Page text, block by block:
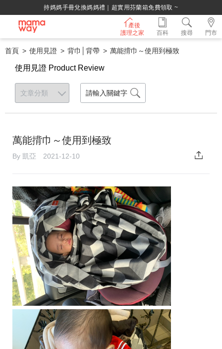
持媽媽手冊兌換媽媽禮｜超實用芬蘭箱免費領取 ~
產後
護理之家
門市
百科 搜尋
首頁 使用見證 背巾│背帶 萬能揹巾～使用到極致
使用見證 Product Review
萬能揹巾～使用到極致
By 凱亞 2021-12-10